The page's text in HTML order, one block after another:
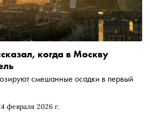
февраля 2026 г.
когда в Москву
смешанные осадки в первый